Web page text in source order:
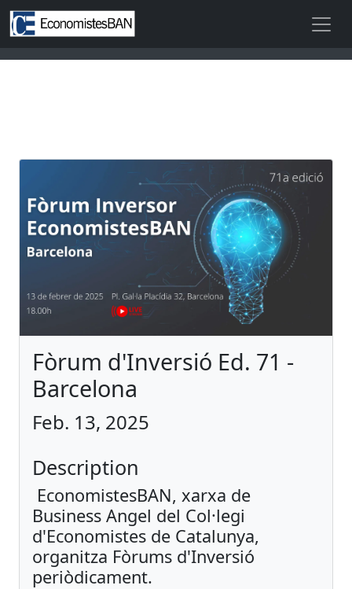
Fòrum d'Inversió Ed. 71 -
Barcelona
Feb. 13, 2025
Description
EconomistesBAN, xarxa de
Business Angel del Col·legi
d'Economistes de Catalunya,
organitza Fòrums d'Inversió
periòdicament.